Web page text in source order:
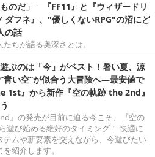
ものだ」 ─『FF11』と『ウィザードリ
ダフネ』、"優しくないRPG"の沼にど
の話
ちが語る奥深さとは。
遊ぶのは「今」がベスト！暑い夏、涼
青い空”が似合う大冒険へ―最安値で
1st』から新作『空の軌跡 the 2nd』
』の発売が目前に迫る今こそ、『空の
遊び始める絶好のタイミング！ 快適に
テムや新要素を交えながら、今遊びたい
紹介します。